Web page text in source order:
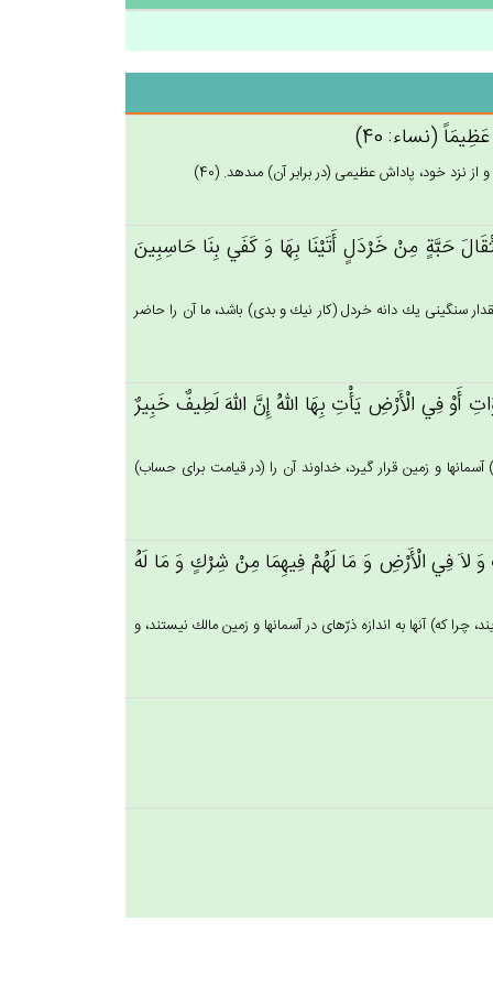
(نساء: 40)
نزد خود، پاداش عظيمى (در برابر آن) مى‏دهد. (40)
حَبَّة‌ٍ مِن‌ْ خَرْدَل‌ٍ أَتَيْنَا بِهَا وَ كَفَي‌ بِنَا حَاسِبِين‌َ
سنگينى يك دانه خردل (كار نيك و بدى) باشد، ما آن را حاضر
فِي‌ الْأَرْض‌ِ يَأْت‌ِ بِهَا الله‌ُ إِن‌َّ الله‌َ لَطِيف‌ٌ خَبِيرٌ
و زمين قرار گيرد، خداوند آن را (در قيامت براى حساب)
وَ لاَ فِي‌ الْأَرْض‌ِ وَ مَا لَهُم‌ْ فِيهِمَا مِنْ‌ شِرْك‌ٍ وَ مَا لَه‌ُ
چرا كه) آنها به اندازه ذرّه‏اى در آسمانها و زمين مالك نيستند، و